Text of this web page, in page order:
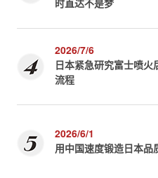
2026/7/6
日本紧急研究富士喷火
流程
2026/6/1
用中国速度锻造日本品